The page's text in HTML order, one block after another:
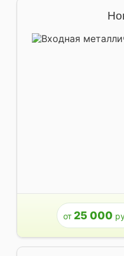
от 25 000